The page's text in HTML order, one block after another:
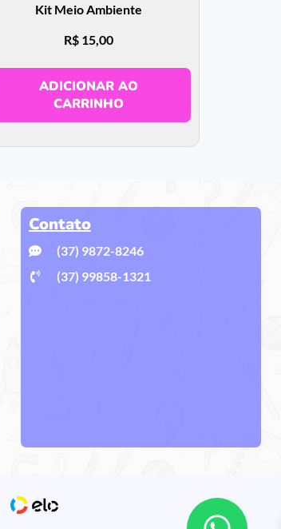
Kit Meio Ambiente
R$ 15,00
ADICIONAR AO
CARRINHO
Contato
(37) 9872-8246
(37) 99858-1321